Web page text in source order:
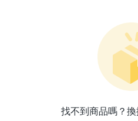
找不到商品嗎？換